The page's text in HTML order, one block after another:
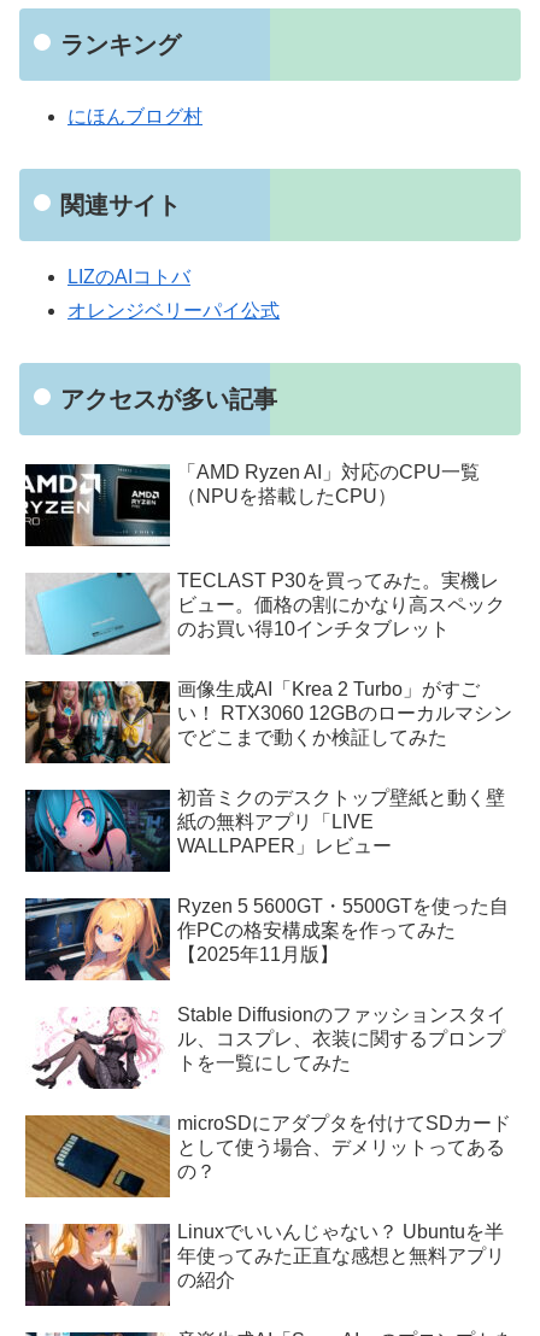
ランキング
にほんブログ村
関連サイト
LIZのAIコトバ
オレンジベリーパイ公式
アクセスが多い記事
「AMD Ryzen AI」対応のCPU一覧
（NPUを搭載したCPU）
TECLAST P30を買ってみた。実機レ
ビュー。価格の割にかなり高スペック
のお買い得10インチタブレット
画像生成AI「Krea 2 Turbo」がすご
い！ RTX3060 12GBのローカルマシン
でどこまで動くか検証してみた
初音ミクのデスクトップ壁紙と動く壁
紙の無料アプリ「LIVE
WALLPAPER」レビュー
Ryzen 5 5600GT・5500GTを使った自
作PCの格安構成案を作ってみた
【2025年11月版】
Stable Diffusionのファッションスタイ
ル、コスプレ、衣装に関するプロンプ
トを一覧にしてみた
microSDにアダプタを付けてSDカード
として使う場合、デメリットってある
の？
Linuxでいいんじゃない？ Ubuntuを半
年使ってみた正直な感想と無料アプリ
の紹介